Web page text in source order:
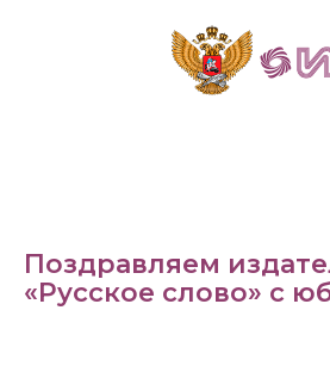
Поздравляем
«Русское слово» с